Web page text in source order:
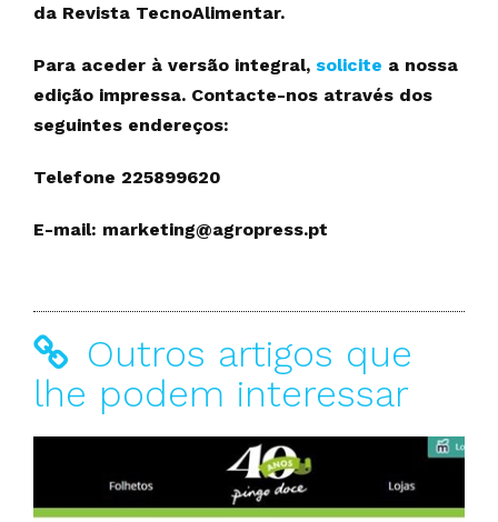
da Revista TecnoAlimentar.
Para aceder à versão integral, solicite a nossa
edição impressa. Contacte-nos através dos
seguintes endereços:
Telefone 225899620
E-mail: marketing@agropress.pt
Outros artigos que
lhe podem interessar